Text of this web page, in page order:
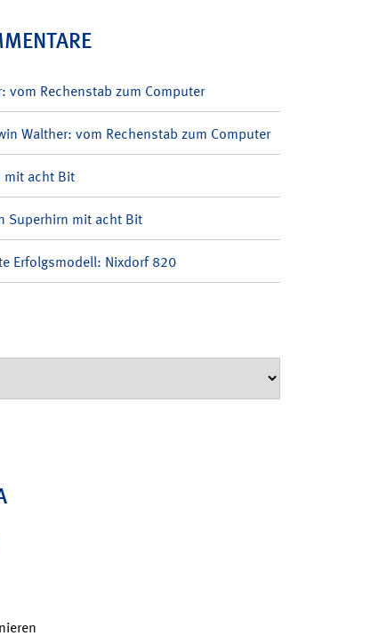
vom Rechenstab zum Computer
Walther: vom Rechenstab zum Computer
mit acht Bit
Superhirn mit acht Bit
Erfolgsmodell: Nixdorf 820